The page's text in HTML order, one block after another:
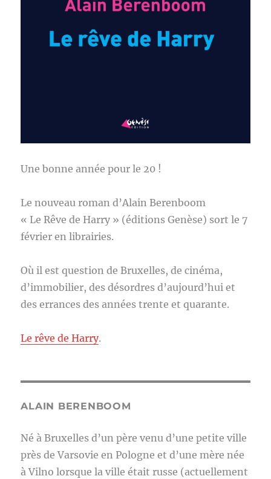
Une bonne année pour le 20 !
Le nouveau roman d’Alain Berenboom
« Le Rêve de Harry » (éditions Genèse) sort le 7
février en librairies.
Où il est question de Bruxelles, de cinéma,
d’immobilier, des désordres d’aujourd’hui et
des errances des années trente et quarante.
Le rêve de Harry.
ALAIN BERENBOOM
Né à Bruxelles d’un père venu d’une petite ville
près de Varsovie en Pologne et d’une mère née
à Vilno lorsque la ville était russe (actuellement